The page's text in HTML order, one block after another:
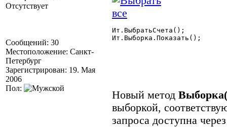
Отсутствует
Сообщений: 30
Местоположение: Санкт-
Петербург
Зарегистрирован: 19. Мая
2006
Пол:
Ит.ВыбратьСчета();
Ит.Выборка.Показать();
Новый метод
выборкой,
запроса доступна